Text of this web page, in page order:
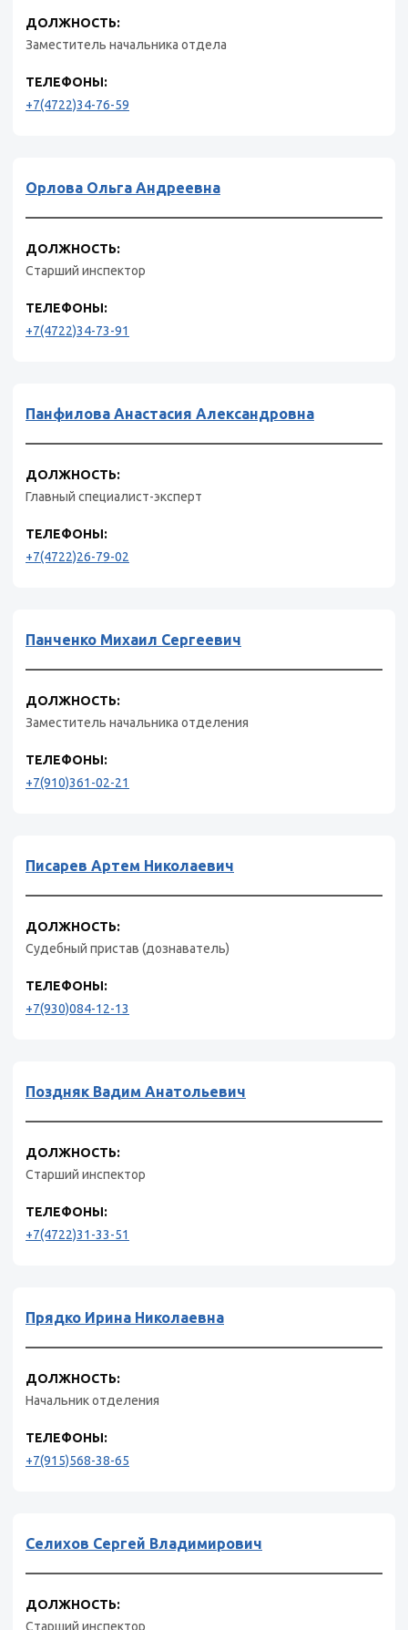
ДОЛЖНОСТЬ:
Заместитель начальника отдела
ТЕЛЕФОНЫ:
+7(4722)34-76-59
Орлова Ольга Андреевна
ДОЛЖНОСТЬ:
Старший инспектор
ТЕЛЕФОНЫ:
+7(4722)34-73-91
Панфилова Анастасия Александровна
ДОЛЖНОСТЬ:
Главный специалист-эксперт
ТЕЛЕФОНЫ:
+7(4722)26-79-02
Панченко Михаил Сергеевич
ДОЛЖНОСТЬ:
Заместитель начальника отделения
ТЕЛЕФОНЫ:
+7(910)361-02-21
Писарев Артем Николаевич
ДОЛЖНОСТЬ:
Судебный пристав (дознаватель)
ТЕЛЕФОНЫ:
+7(930)084-12-13
Поздняк Вадим Анатольевич
ДОЛЖНОСТЬ:
Старший инспектор
ТЕЛЕФОНЫ:
+7(4722)31-33-51
Прядко Ирина Николаевна
ДОЛЖНОСТЬ:
Начальник отделения
ТЕЛЕФОНЫ:
+7(915)568-38-65
Селихов Сергей Владимирович
ДОЛЖНОСТЬ:
Старший инспектор